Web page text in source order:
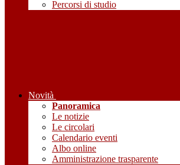
Percorsi di studio
Novità
Panoramica
Le notizie
Le circolari
Calendario eventi
Albo online
Amministrazione trasparente